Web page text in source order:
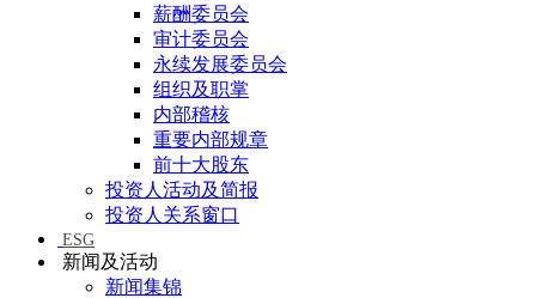
薪酬委员会
审计委员会
永续发展委员会
组织及职掌
内部稽核
重要内部规章
前十大股东
投资人活动及简报
投资人关系窗口
ESG
新闻及活动
新闻集锦